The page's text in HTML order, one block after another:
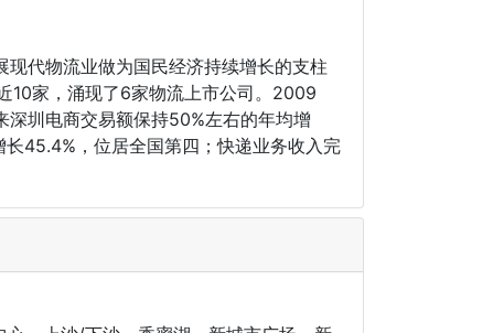
代物流业做为国民经济持续增长的支柱
10家，涌现了6家物流上市公司。2009
圳电商交易额保持50%左右的年均增
45.4%，位居全国第四；快递业务收入完